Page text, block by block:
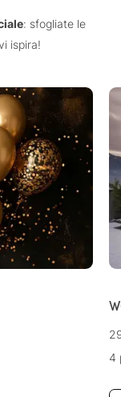
: sfogliate le
ispira!
4